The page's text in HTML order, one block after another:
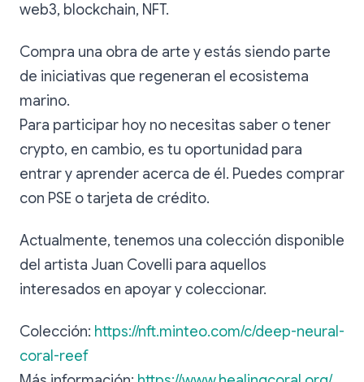
web3, blockchain, NFT.
Compra una obra de arte y estás siendo parte
de iniciativas que regeneran el ecosistema
marino.
Para participar hoy no necesitas saber o tener
crypto, en cambio, es tu oportunidad para
entrar y aprender acerca de él. Puedes comprar
con PSE o tarjeta de crédito.
Actualmente, tenemos una colección disponible
del artista Juan Covelli para aquellos
interesados en apoyar y coleccionar.
Colección: https://nft.minteo.com/c/deep-neural-
coral-reef